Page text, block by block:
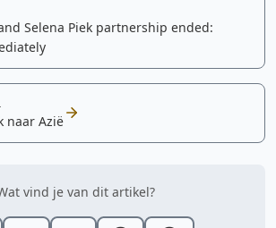
Selena Piek partnership ended:
naar Azië
vind je van dit artikel?